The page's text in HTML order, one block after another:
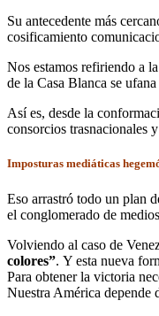
Su antecedente más
cosificamiento
Nos estamos refiriendo a
de la Casa Blanca se
Así es, desde la
consorcios trasnacionales
Imposturas mediáticas
Eso arrastró todo un plan
el conglomerado de
Volviendo al caso de
colores”. Y esta nueva
Para obtener la victoria
Nuestra América depende